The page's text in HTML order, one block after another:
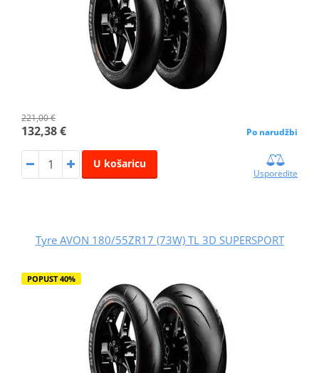
221,00 €
132,38 € Po narudžbi
U košaricu
Usporedite
Tyre AVON 180/55ZR17 (73W) TL 3D SUPERSPORT
POPUST 40%